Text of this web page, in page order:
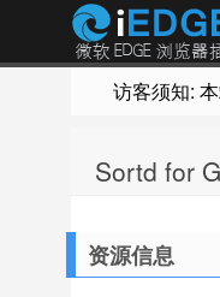
访客须知:
Sortd for
资源信息